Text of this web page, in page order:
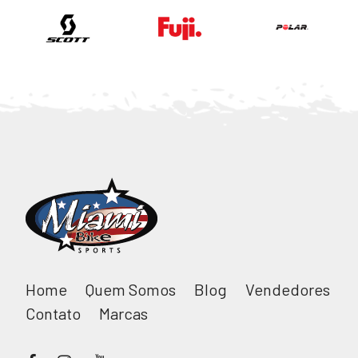
Home Quem Somos Blog
Vendedores
Contato
Marcas